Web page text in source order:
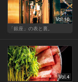
Vol.10
「銀座」の表と裏。
Vol.4